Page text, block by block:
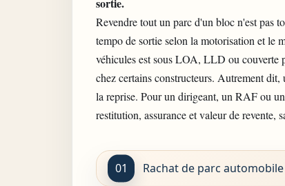
Revendre tout un parc d'un bloc n'est pas
tempo de sortie selon la motorisation et le
véhicules est sous LOA, LLD ou couverte
chez certains constructeurs. Autrement
la reprise. Pour un dirigeant, un RAF ou
restitution, assurance et valeur de revente,
Rachat de parc